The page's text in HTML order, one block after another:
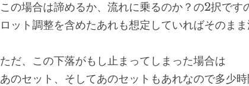
この場合は諦めるか、流れに乗るのか？の2択です
ロット調整を含めたあれも想定していればそのま
ただ、この下落がもし止まってしまった場合は
あのセット、そしてあのセットもあれなので多少